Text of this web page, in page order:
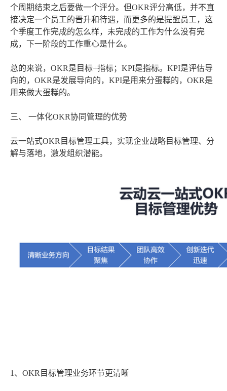
个周期结束之后要做一个评分。但OKR评分高低，并不直
接决定一个员工的晋升和待遇，而更多的是提醒员工，这
个季度工作完成的怎么样，未完成的工作为什么没有完
成，下一阶段的工作重心是什么。
总的来说，OKR是目标+指标；KPI是指标。KPI是评估导
向的，OKR是发展导向的，KPI是用来分蛋糕的，OKR是
用来做大蛋糕的。
三、 一体化OKR协同管理的优势
云一站式OKR目标管理工具，实现企业战略目标管理、分
解与落地，激发组织潜能。
1、OKR目标管理业务环节更清晰